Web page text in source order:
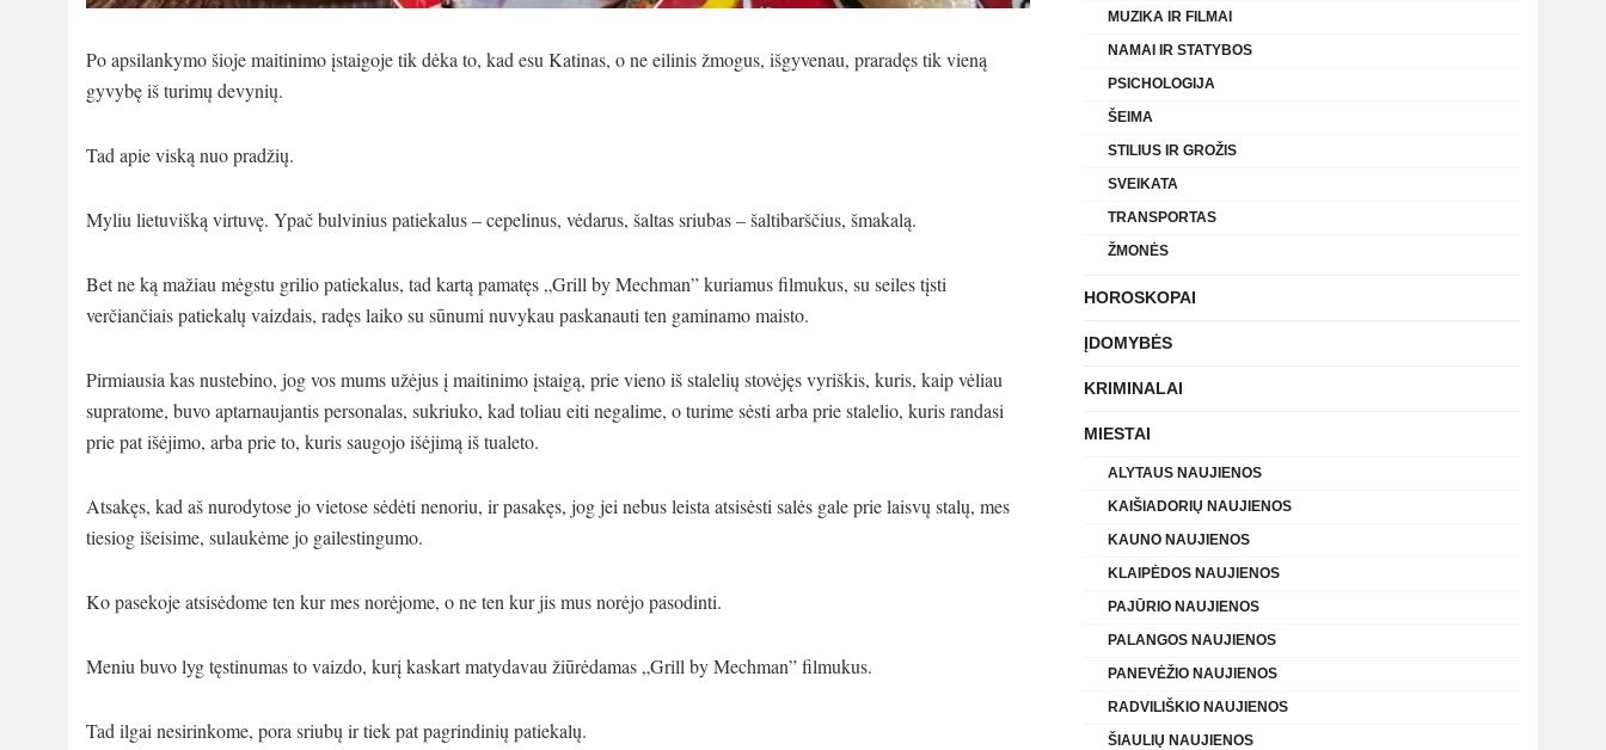
Po apsilankymo šioje maitinimo įstaigoje tik dėka to, kad esu Katinas, o ne eilinis žmogus, išgyvenau, praradęs tik vieną
gyvybę iš turimų devynių.
Tad apie viską nuo pradžių.
Myliu lietuvišką virtuvę. Ypač bulvinius patiekalus – cepelinus, vėdarus, šaltas sriubas – šaltibarščius, šmakalą.
Bet ne ką mažiau mėgstu grilio patiekalus, tad kartą pamatęs „Grill by Mechman” kuriamus filmukus, su seiles tįsti
verčiančiais patiekalų vaizdais, radęs laiko su sūnumi nuvykau paskanauti ten gaminamo maisto.
Pirmiausia kas nustebino, jog vos mums užėjus į maitinimo įstaigą, prie vieno iš stalelių stovėjęs vyriškis, kuris, kaip vėliau
supratome, buvo aptarnaujantis personalas, sukriuko, kad toliau eiti negalime, o turime sėsti arba prie stalelio, kuris randasi
prie pat išėjimo, arba prie to, kuris saugojo išėjimą iš tualeto.
Atsakęs, kad aš nurodytose jo vietose sėdėti nenoriu, ir pasakęs, jog jei nebus leista atsisėsti salės gale prie laisvų stalų, mes
tiesiog išeisime, sulaukėme jo gailestingumo.
Ko pasekoje atsisėdome ten kur mes norėjome, o ne ten kur jis mus norėjo pasodinti.
Meniu buvo lyg tęstinumas to vaizdo, kurį kaskart matydavau žiūrėdamas „Grill by Mechman” filmukus.
Tad ilgai nesirinkome, pora sriubų ir tiek pat pagrindinių patiekalų.
MUZIKA IR FILMAI
NAMAI IR STATYBOS
PSICHOLOGIJA
ŠEIMA
STILIUS IR GROŽIS
SVEIKATA
TRANSPORTAS
ŽMONĖS
HOROSKOPAI
ĮDOMYBĖS
KRIMINALAI
MIESTAI
ALYTAUS NAUJIENOS
KAIŠIADORIŲ NAUJIENOS
KAUNO NAUJIENOS
KLAIPĖDOS NAUJIENOS
PAJŪRIO NAUJIENOS
PALANGOS NAUJIENOS
PANEVĖŽIO NAUJIENOS
RADVILIŠKIO NAUJIENOS
ŠIAULIŲ NAUJIENOS